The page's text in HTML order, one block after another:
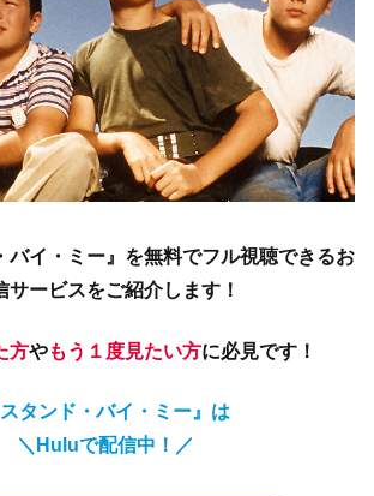
バイ・ミー』を無料でフル視聴できるお
サービスをご紹介します！
方やもう１度見たい方に必見です！
スタンド・バイ・ミー』は
＼ Huluで配信中！ ／